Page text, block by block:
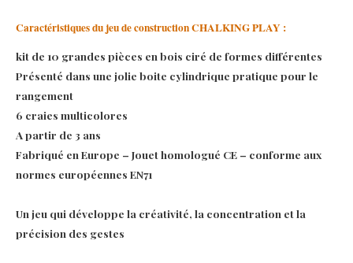
Caractéristiques du jeu de construction CHALKING PLAY :
kit de 10 grandes pièces en bois ciré de formes différentes
Présenté dans une jolie boite cylindrique pratique pour le
rangement
6 craies multicolores
A partir de 3 ans
Fabriqué en Europe – Jouet homologué CE – conforme aux
normes européennes EN71
Un jeu qui développe la créativité, la concentration et la
précision des gestes